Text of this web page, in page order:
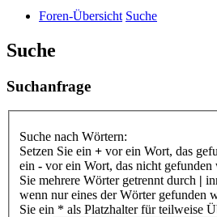
Foren-Übersicht Suche
Suche
Suchanfrage
Suche nach Wörtern:
Setzen Sie ein + vor ein Wort, das
ein - vor ein Wort, das nicht gefunden
Sie mehrere Wörter getrennt durch |
wenn nur eines der Wörter gefunden
Sie ein * als Platzhalter für teilweise